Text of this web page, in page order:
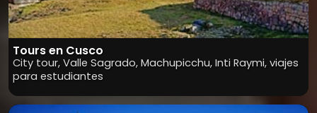
Tours en Cusco
City tour, Valle Sagrado, Machupicchu, Inti Raymi, viajes
para estudiantes